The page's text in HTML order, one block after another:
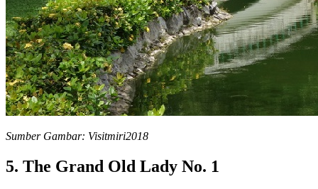
Sumber Gambar: Visitmiri2018
5. The Grand Old Lady No. 1